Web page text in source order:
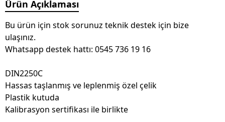
Ürün Açıklaması
Bu ürün için stok sorunuz teknik destek için bize
ulaşınız.
Whatsapp destek hattı: 0545 736 19 16
DIN2250C
Hassas taşlanmış ve leplenmiş özel çelik
Plastik kutuda
Kalibrasyon sertifikası ile birlikte